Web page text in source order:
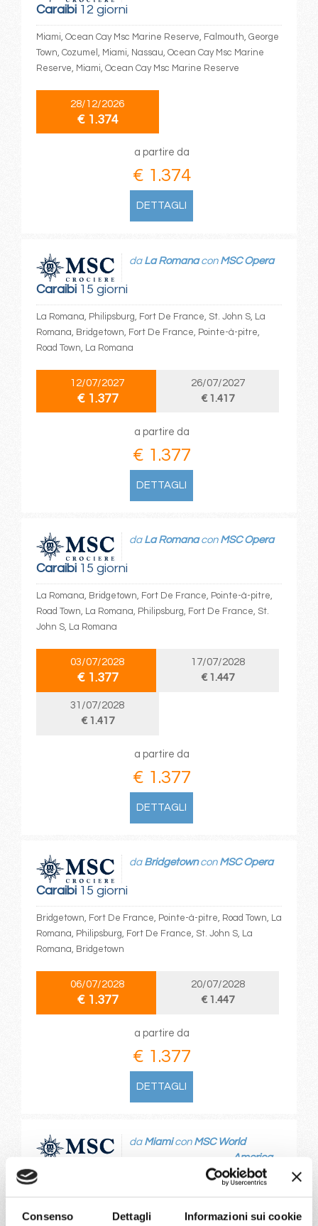
Consenso Dettagli Informazioni sui cookie
Caraibi12 giorni
Miami, Ocean Cay Msc Marine Reserve, Falmouth, George
Town, Cozumel, Miami, Nassau, Ocean Cay Msc Marine
Reserve, Miami, Ocean Cay Msc Marine Reserve
28/12/2026
€ 1.374
a partire da
€ 1.374
DETTAGLI
Caraibi15 giorni
da La Romanacon MSC Opera
La Romana, Philipsburg, Fort De France, St. John S, La
Romana, Bridgetown, Fort De France, Pointe-à-pitre,
Road Town, La Romana
12/07/2027
€ 1.377
26/07/2027
€ 1.417
a partire da
€ 1.377
DETTAGLI
Caraibi15 giorni
da La Romanacon MSC Opera
La Romana, Bridgetown, Fort De France, Pointe-à-pitre,
Road Town, La Romana, Philipsburg, Fort De France, St.
John S, La Romana
03/07/2028
€ 1.377
17/07/2028
€ 1.447
31/07/2028
€ 1.417
a partire da
€ 1.377
DETTAGLI
Caraibi15 giorni
da Bridgetowncon MSC Opera
Bridgetown, Fort De France, Pointe-à-pitre, Road Town, La
Romana, Philipsburg, Fort De France, St. John S, La
Romana, Bridgetown
06/07/2028
€ 1.377
20/07/2028
€ 1.447
a partire da
€ 1.377
DETTAGLI
Caraibi
da Miamicon MSC World
America
Miami, Roatan, Da-Nang, Cozumel, Ocean Cay Msc Marine
Reserve, Miami, Puerto Plata, San Juan, Ocean Cay Msc